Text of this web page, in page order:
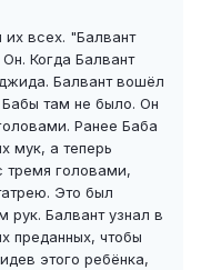
всех. "Балвант
Когда Балвант
Балвант вошёл
там не было. Он
Ранее Баба
мук, а теперь
тремя головами,
Это был
Балвант узнал в
преданных, чтобы
этого ребёнка,